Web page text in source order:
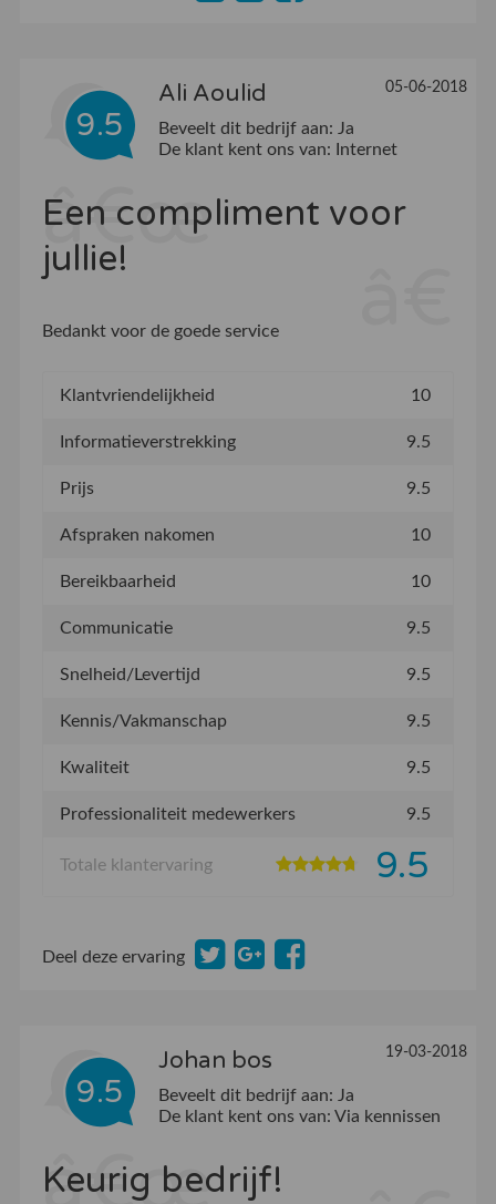
9.5
Ali Aoulid 05-06-2018
Beveelt dit bedrijf aan: Ja
De klant kent ons van:
Internet
Een compliment voor
jullie!
Bedankt voor de goede service
Klantvriendelijkheid 10
Informatieverstrekking 9.5
Prijs 9.5
Afspraken nakomen 10
Bereikbaarheid 10
Communicatie 9.5
Snelheid/Levertijd 9.5
Kennis/Vakmanschap 9.5
Kwaliteit 9.5
Professionaliteit medewerkers 9.5
Totale klantervaring 9.5
Deel deze ervaring
9.5
Johan bos 19-03-2018
Beveelt dit bedrijf aan: Ja
De klant kent ons van: Via kennissen
Keurig bedrijf!